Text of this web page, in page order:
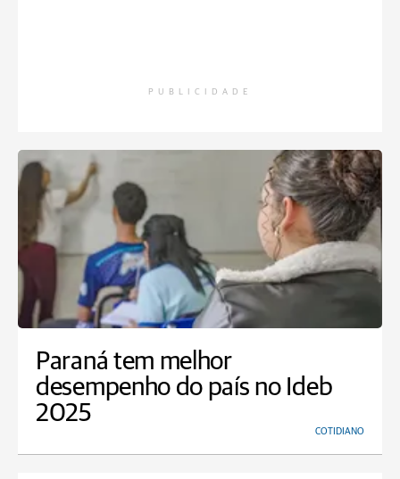
PUBLICIDADE
Paraná tem melhor
desempenho do país no Ideb
2025
COTIDIANO